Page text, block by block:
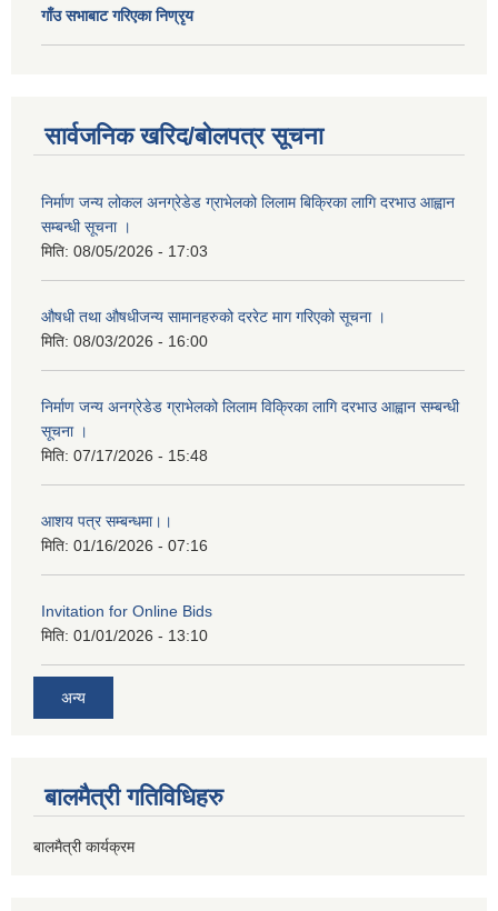
गाँउ सभाबाट गरिएका निण्रृय
सार्वजनिक खरिद/बोलपत्र सूचना
निर्माण जन्य लोकल अनग्रेडेड ग्राभेलको लिलाम बिक्रिका लागि दरभाउ आह्वान
सम्बन्धी सूचना ।
मिति: 08/05/2026 - 17:03
औषधी तथा औषधीजन्य सामानहरुको दररेट माग गरिएको सूचना ।
मिति: 08/03/2026 - 16:00
निर्माण जन्य अनग्रेडेड ग्राभेलको लिलाम विक्रिका लागि दरभाउ आह्वान सम्बन्धी
सूचना ।
मिति: 07/17/2026 - 15:48
आशय पत्र सम्बन्धमा।।
मिति: 01/16/2026 - 07:16
Invitation for Online Bids
मिति: 01/01/2026 - 13:10
अन्य
बालमैत्री गतिविधिहरु
बालमैत्री कार्यक्रम